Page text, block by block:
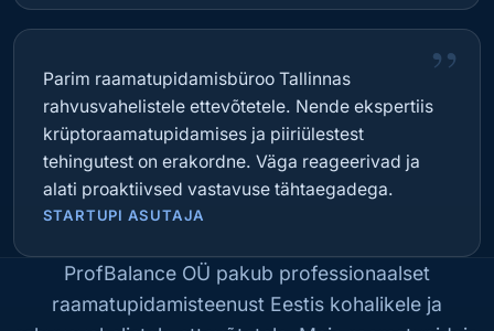
”
Parim raamatupidamisbüroo Tallinnas
rahvusvahelistele ettevõtetele. Nende ekspertiis
krüptoraamatupidamises ja piiriülestest
tehingutest on erakordne. Väga reageerivad ja
alati proaktiivsed vastavuse tähtaegadega.
STARTUPI ASUTAJA
ProfBalance OÜ pakub professionaalset
raamatupidamisteenust Eestis kohalikele ja